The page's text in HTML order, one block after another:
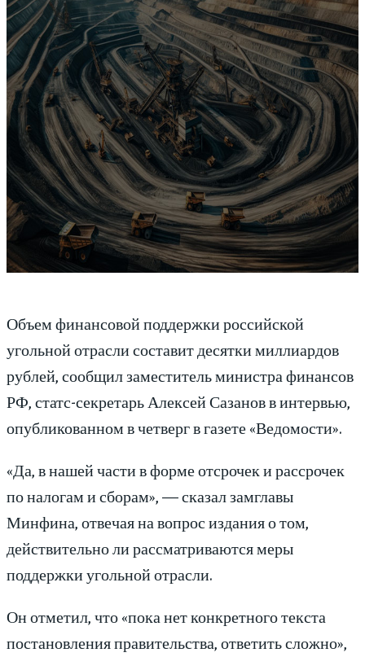
Объем финансовой поддержки российской
угольной отрасли составит десятки миллиардов
рублей, сообщил заместитель министра финансов
РФ, статс-секретарь Алексей Сазанов в интервью,
опубликованном в четверг в газете «Ведомости».
«Да, в нашей части в форме отсрочек и рассрочек
по налогам и сборам», — сказал замглавы
Минфина, отвечая на вопрос издания о том,
действительно ли рассматриваются меры
поддержки угольной отрасли.
Он отметил, что «пока нет конкретного текста
постановления правительства, ответить сложно»,